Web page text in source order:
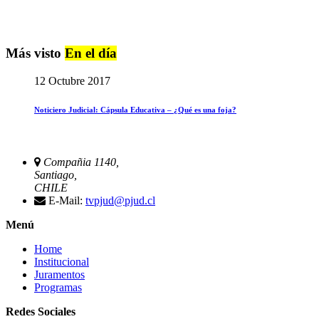
Más visto En el día
12 Octubre 2017
Noticiero Judicial: Cápsula Educativa – ¿Qué es una foja?
Compañia 1140,
Santiago,
CHILE
E-Mail: tvpjud@pjud.cl
Menú
Home
Institucional
Juramentos
Programas
Redes Sociales